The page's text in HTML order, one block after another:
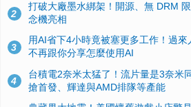
2
打破大廠墨水綁架！開源、無 DRM
念機亮相
3
用AI省下4小時竟被塞更多工作！過
不再跟你分享怎麼使用AI
4
台積電2奈米太猛了！流片量是3奈米
搶首發、輝達與AMD排隊等產能